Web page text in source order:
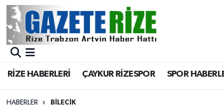
RİZE HABERLERİ ÇAYKUR RİZESPOR SPOR
HABERLER BILECIK
BÖLGEMİZ
Asayiş
Merkez Nöbetçi Eczaneler
Merkez Trafik Yoğunluk Haritası